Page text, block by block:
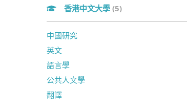
香港中文大學 (5)
中國研究
英文
語言學
公共人文學
翻譯